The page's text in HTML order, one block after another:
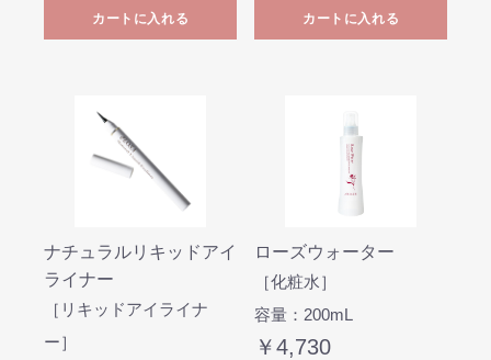
カートに入れる カートに入れる
ナチュラルリキッドアイ
ライナー
［リキッドアイライナ
ー］
ローズウォーター
［化粧水］
容量：200mL
￥4,730